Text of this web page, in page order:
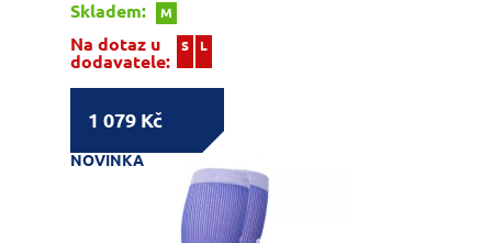
Skladem:
M
Na dotaz u
dodavatele:
S L
1 079 Kč
NOVINKA